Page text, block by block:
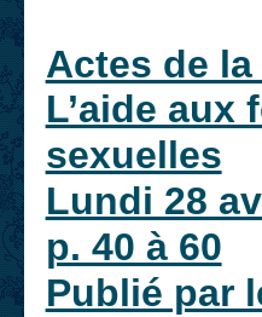
Actes de
L’aide
sexuelles
Lundi 28
p. 40 à 60
Publié par